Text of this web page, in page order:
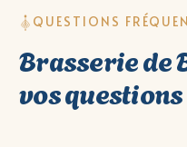
QUESTIONS
Brasserie de
vos questions